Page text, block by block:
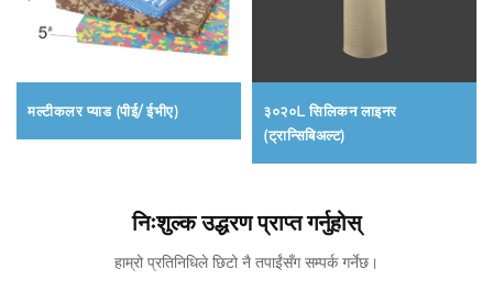
मल्टीकलर प्याड (पीई/ ईभीए)
३०२०L सिलिकन लाइनर
(ट्रान्सिबिअल्ट)
निःशुल्क उद्धरण प्राप्त गर्नुहोस्
हाम्रो प्रतिनिधिले छिटो नै तपाईंसँग सम्पर्क गर्नेछ।